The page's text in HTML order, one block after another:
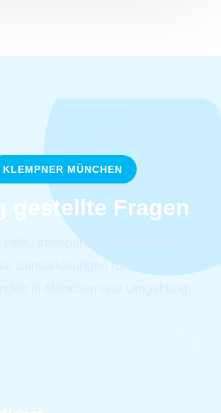
KLEMPNER MÜNCHEN
gestellte Fragen
Hilfe, transparente Preise und
Sanitärlösungen für Privat- und